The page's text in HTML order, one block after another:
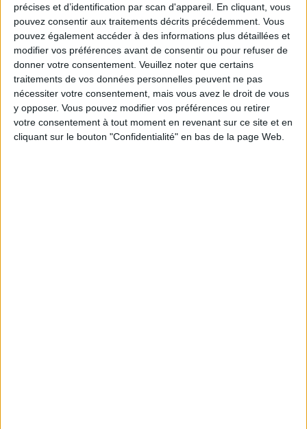
précises et d’identification par scan d'appareil. En cliquant, vous
pouvez consentir aux traitements décrits précédemment. Vous
pouvez également accéder à des informations plus détaillées et
modifier vos préférences avant de consentir ou pour refuser de
donner votre consentement. Veuillez noter que certains
traitements de vos données personnelles peuvent ne pas
nécessiter votre consentement, mais vous avez le droit de vous
y opposer. Vous pouvez modifier vos préférences ou retirer
votre consentement à tout moment en revenant sur ce site et en
cliquant sur le bouton "Confidentialité" en bas de la page Web.
Peut-on remplacer la viande par des féculents ?
Consultation diététique du 05/08/2026